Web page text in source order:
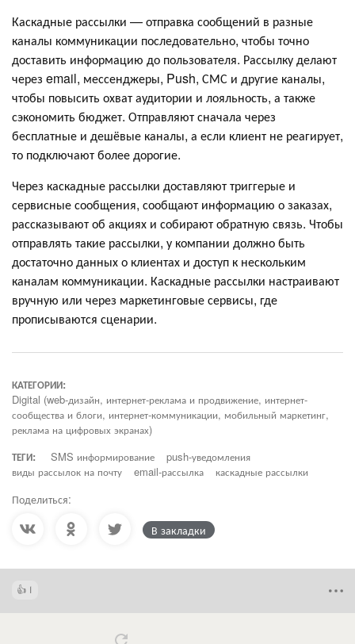
Каскадные рассылки — отправка сообщений в разные
каналы коммуникации последовательно, чтобы точно
доставить информацию до пользователя. Рассылку делают
через email, мессенджеры, Push, СМС и другие каналы,
чтобы повысить охват аудитории и лояльность, а также
сэкономить бюджет. Отправляют сначала через
бесплатные и дешёвые каналы, а если клиент не реагирует,
то подключают более дорогие.
Через каскадные рассылки доставляют триггерые и
сервисные сообщения, сообщают информацию о заказах,
рассказывают об акциях и собирают обратную связь. Чтобы
отправлять такие рассылки, у компании должно быть
достаточно данных о клиентах и доступ к нескольким
каналам коммуникации. Каскадные рассылки настраивают
вручную или через маркетинговые сервисы, где
прописываются сценарии.
КАТЕГОРИИ:
Digital (web-дизайн, интернет-реклама и продвижение, интернет-
сообщества и блоги, интернет-коммуникации, мобильный маркетинг,
реклама на цифровых экранах)
ТЕГИ:
SMS информирование
push-уведомления
виды рассылок на почту
email-рассылка каскадные рассылки
Поделиться:
В закладки
1